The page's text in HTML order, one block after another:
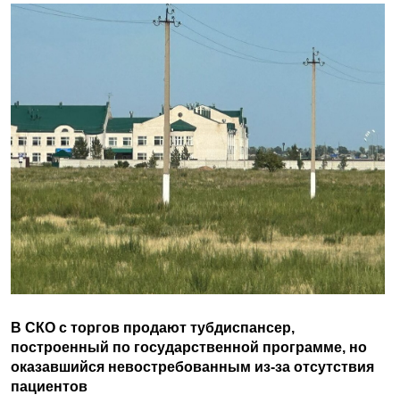
В СКО с торгов продают тубдиспансер,
построенный по государственной программе, но
оказавшийся невостребованным из-за отсутствия
пациентов